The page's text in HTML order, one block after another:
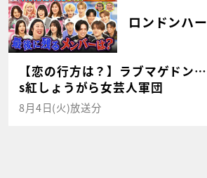
ロンドンハ
【恋の行方は？】ラブマゲドン
s紅しょうがら女芸人軍団
8月4日(火)放送分